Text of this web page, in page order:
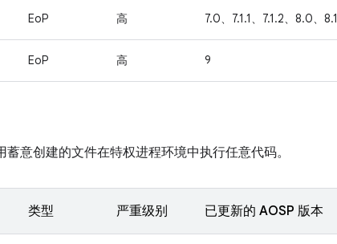
EoP 高 7.0、7.1.1、7.1.2、8.0、8.1
EoP 高 9
意创建的文件在特权进程环境中执行任意代码。
类型 严重级别 已更新的 AOSP 版本